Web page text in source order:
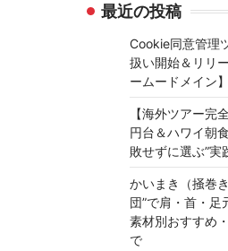
最近の投稿
Cookie同意管理
扱い開始＆リリ
ームードメイン】
【海外ツアー完
円台＆ハワイ朝
敗せずに選ぶ”実
かいまき（掻巻
団”で肩・首・足
素材別おすすめ
で